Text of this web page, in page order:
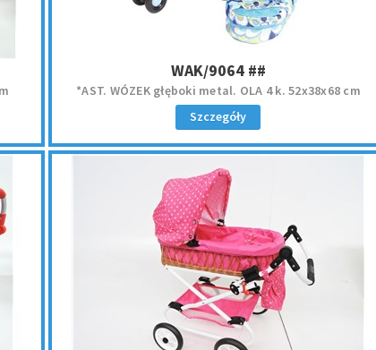
WAK/9064 ##
*AST. WÓZEK głęboki metal. OLA 4 k. 52x38x68 cm
Szczegóły